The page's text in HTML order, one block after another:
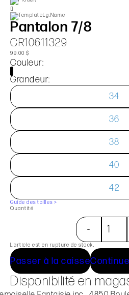
Pantalon 7/8
CR10611329
99.00 $
Couleur:
Grandeur:
34
36
38
40
42
Guide des tailles >
Quantité
-
L’article est en rupture de stock.
Passer à la caisse
Disponibilité en